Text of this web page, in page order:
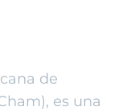
de
es una